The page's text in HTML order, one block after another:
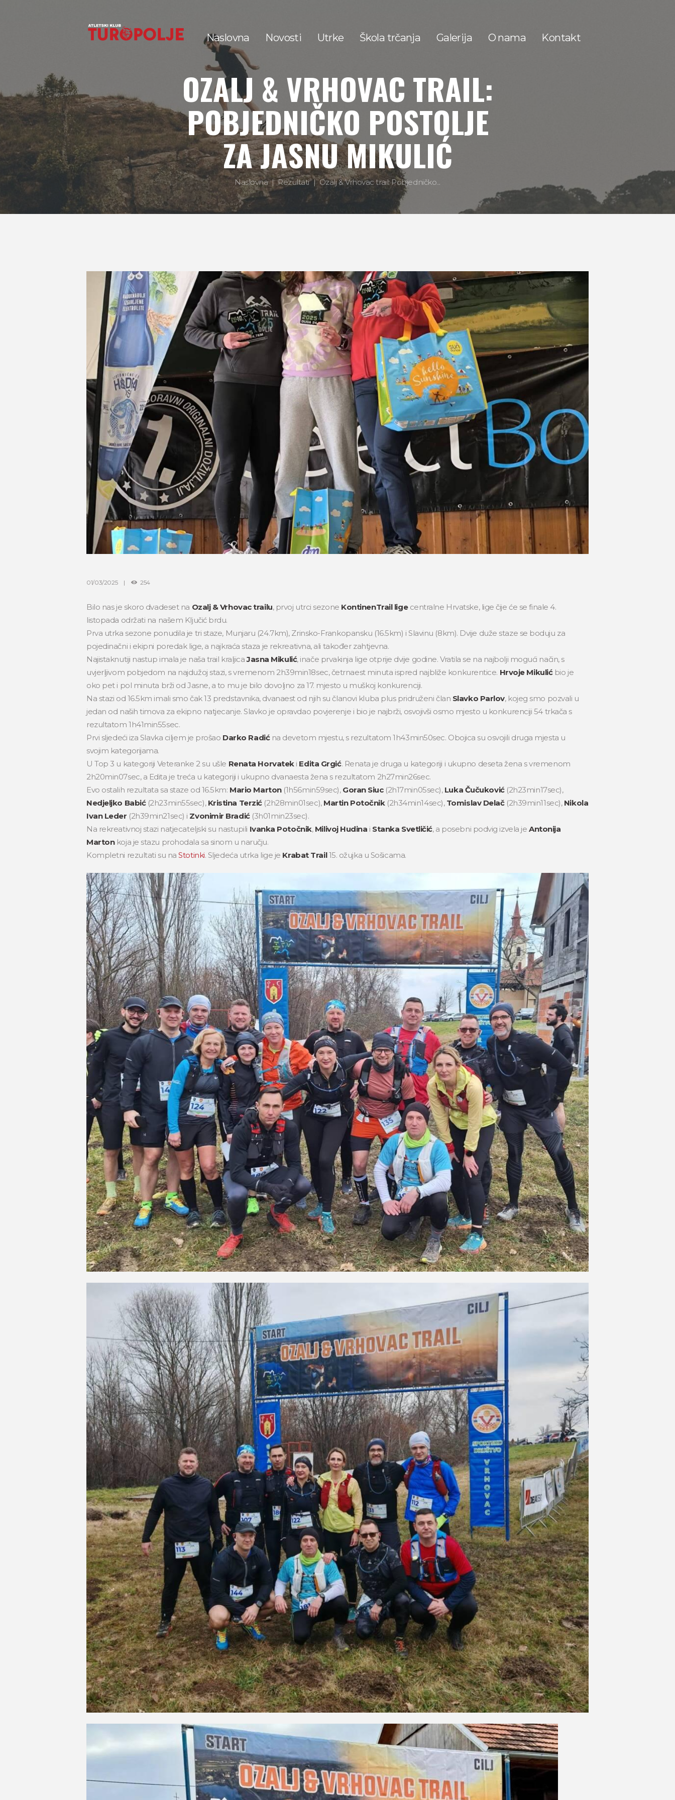
Naslovna Novosti Utrke Škola trčanja Galerija O nama Kontakt
OZALJ & VRHOVAC TRAIL:
POBJEDNIČKO POSTOLJE
ZA JASNU MIKULIĆ
Naslovna Rezultati Ozalj & Vrhovac trail: Pobjedničko...
01/03/2025 254
Bilo nas je skoro dvadeset na Ozalj & Vrhovac trailu, prvoj utrci sezone KontinenTrail ligecentralne Hrvatske, lige čije će se finale 4.
listopada održati na našem Ključić brdu.
Prva utrka sezone ponudila je tri staze, Munjaru (24.7km), Zrinsko-Frankopansku (16.5km) i Slavinu (8km). Dvije duže staze se boduju za
pojedinačni i ekipni poredak lige, a najkraća staza je rekreativna, ali također zahtjevna.
Najistaknutiji nastup imala je naša trail kraljicaJasna Mikulić, inače prvakinja lige otprije dvije godine. Vratila se na najbolji mogući način, s
uvjerljivom pobjedom na najdužoj stazi, s vremenom 2h39min18sec, četrnaest minuta ispred najbliže konkurentice. Hrvoje Mikulićbio je
oko pet i pol minuta brži od Jasne, a to mu je bilo dovoljno za 17. mjesto u muškoj konkurenciji.
Na stazi od 16.5km imali smo čak 13 predstavnika, dvanaest od njih su članovi kluba plus pridruženi član Slavko Parlov, kojeg smo pozvali u
jedan od naših timova za ekipno natjecanje. Slavko je opravdao povjerenje i bio je najbrži, osvojivši osmo mjesto u konkurenciji 54 trkača s
rezultatom 1h41min55sec.
Prvi sljedeći iza Slavka ciljem je prošao Darko Radićna devetom mjestu, s rezultatom 1h43min50sec. Obojica su osvojili druga mjesta u
svojim kategorijama.
U Top 3 u kategoriji Veteranke 2 su ušle Renata Horvateki Edita Grgić. Renata je druga u kategoriji i ukupno deseta žena s vremenom
2h20min07sec, a Edita je treća u kategoriji i ukupno dvanaesta žena s rezultatom 2h27min26sec.
Evo ostalih rezultata sa staze od 16.5km: Mario Marton (1h56min59sec), Goran Siuc(2h17min05sec), Luka Čučuković(2h23min17sec),
Nedjeljko Babić(2h23min55sec), Kristina Terzić(2h28min01sec), Martin Potočnik(2h34min14sec),Tomislav Delač(2h39min11sec), Nikola
Ivan Leder (2h39min21sec) i Zvonimir Bradić(3h01min23sec).
Na rekreativnoj stazi natjecateljski su nastupili Ivanka Potočnik, Milivoj Hudina i Stanka Svetličić, a posebni podvig izvela je Antonija
Martonkoja je stazu prohodala sa sinom u naručju.
Kompletni rezultati su naStotinki. Sljedeća utrka lige je Krabat Trail15. ožujka u Sošicama.